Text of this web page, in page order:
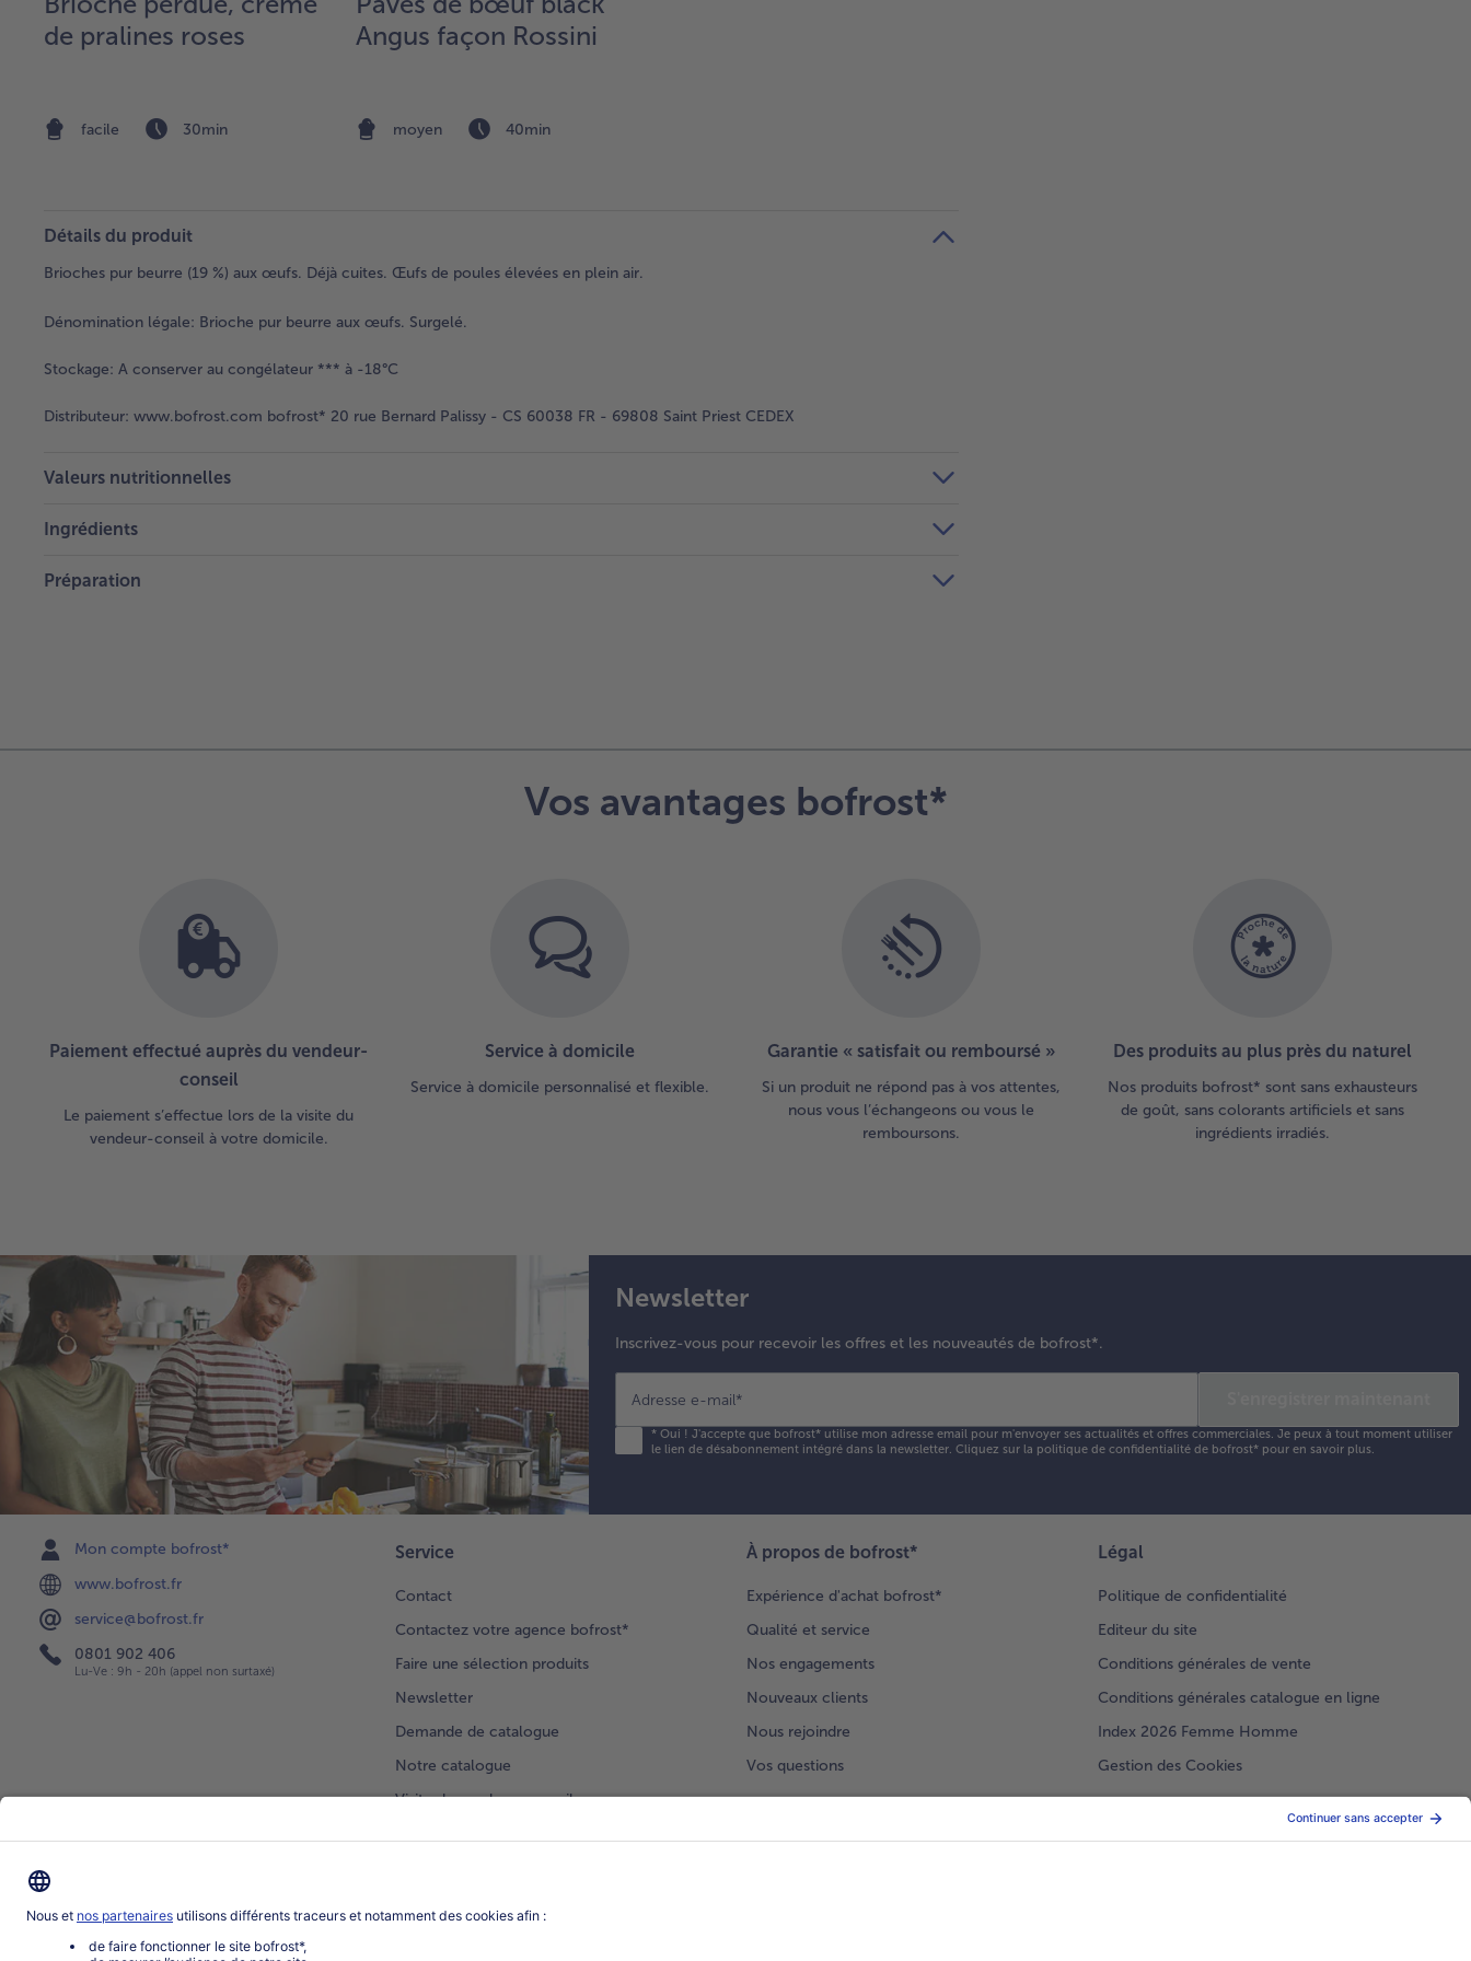
de pralines roses
facile 30min
Angus façon Rossini
moyen 40min
Détails du produit
Brioches pur beurre (19 %) aux œufs. Déjà cuites. Œufs de poules élevées en plein air.
Dénomination légale: Brioche pur beurre aux œufs. Surgelé.
Stockage: A conserver au congélateur *** à -18°C
Distributeur: www.bofrost.com bofrost* 20 rue Bernard Palissy - CS 60038 FR - 69808 Saint Priest CEDEX
Valeurs nutritionnelles
Ingrédients
Préparation
Vos avantages bofrost*
Paiement effectué auprès du vendeur-
conseil
Le paiement s’effectue lors de la visite du
vendeur-conseil à votre domicile.
Service à domicile
Service à domicile personnalisé et flexible.
Garantie « satisfait ou remboursé »
Si un produit ne répond pas à vos attentes,
nous vous l’échangeons ou vous le
remboursons.
Des produits au plus près du naturel
Nos produits bofrost* sont sans exhausteurs
de goût, sans colorants artificiels et sans
ingrédients irradiés.
Newsletter
Inscrivez-vous pour recevoir les offres et les nouveautés de bofrost*.
Adresse e-mail*
*Oui ! J'accepte que bofrost* utilise mon adresse email pour m'envoyer ses actualités et offres commerciales. Je peux à tout moment utiliser
le lien de désabonnement intégré dans la newsletter. Cliquez sur la politique de confidentialitéde bofrost* pour en savoir plus.
Mon compte bofrost*
www.bofrost.fr
service@bofrost.fr
0801 902 406
Lu-Ve : 9h - 20h (appel non surtaxé)
Service
Contact
Contactez votre agence bofrost*
Faire une sélection produits
Newsletter
Demande de catalogue
Notre catalogue
Visite du vendeur-conseil
À propos de bofrost*
Expérience d'achat bofrost*
Qualité et service
Nos engagements
Nouveaux clients
Nous rejoindre
Vos questions
Légal
Politique de confidentialité
Editeur du site
Conditions générales de vente
Conditions générales catalogue en ligne
Index 2026 Femme Homme
Gestion des Cookies